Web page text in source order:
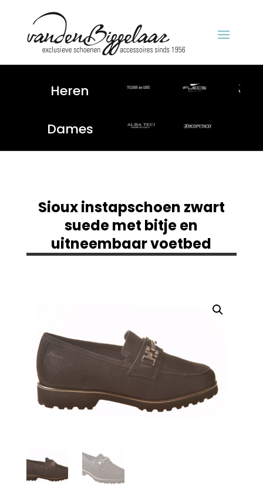
Heren
Dames
Sioux instapschoen zwart
suede met bitje en
uitneembaar voetbed